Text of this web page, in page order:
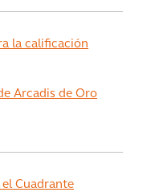
la calificación
Arcadis de Oro
Cuadrante